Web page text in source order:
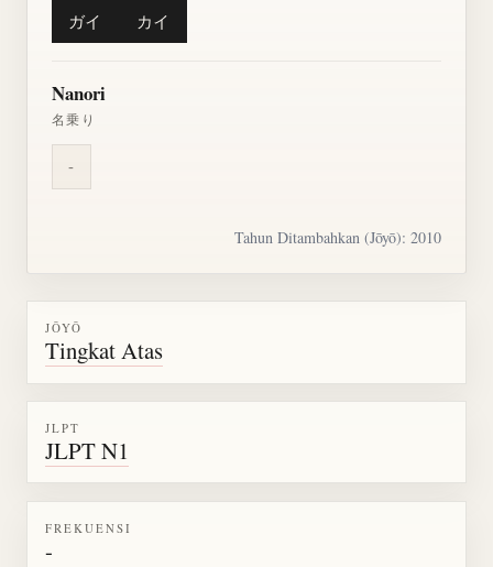
ガイ カイ
Nanori
名乗り
-
Tahun Ditambahkan (Jōyō): 2010
JŌYŌ
Tingkat Atas
JLPT
JLPT N1
FREKUENSI
-